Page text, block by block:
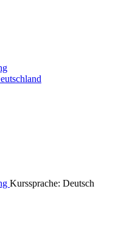
Kurssprache: Deutsch